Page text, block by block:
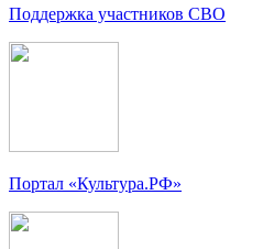
Поддержка участников СВО
Портал «Культура.РФ»